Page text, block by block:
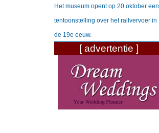
Het museum opent op 20 oktober een
tentoonstelling over het railvervoer in
de 19e eeuw.
[ advertentie ]